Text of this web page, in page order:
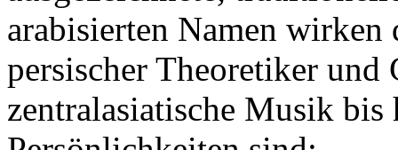
arabisierten Namen
persischer Theoretiker
zentralasiatische Musik